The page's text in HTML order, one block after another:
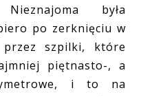
była
po zerknięciu w
przez szpilki, które
piętnasto-, a
i to na